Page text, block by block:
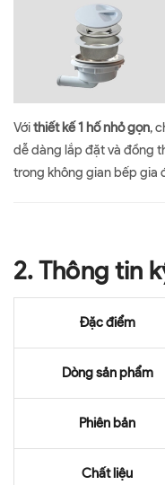
Vớithiết kế 1 hố nhỏ gọn,
dễ dàng lắp đặt và đồng
trong không gian bếp gia
2. Thông tin
Đặc điểm
Dòng sản phẩm
Phiên bản
Chất liệu